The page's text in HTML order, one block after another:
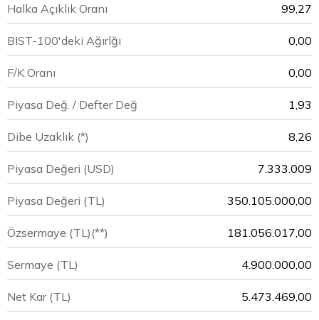
Halka Açıklık Oranı 99,27
BIST-100'deki Ağırlğı 0,00
F/K Oranı 0,00
Piyasa Değ. / Defter Değ 1,93
Dibe Uzaklık (*) 8,26
Piyasa Değeri (USD) 7.333.009
Piyasa Değeri (TL) 350.105.000,00
Özsermaye (TL)(**) 181.056.017,00
Sermaye (TL) 4.900.000,00
Net Kar (TL) 5.473.469,00